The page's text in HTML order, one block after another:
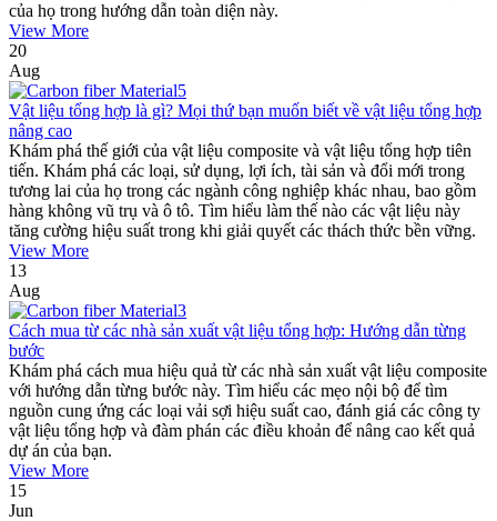
của họ trong hướng dẫn toàn diện này.
View More
20
Aug
Vật liệu tổng hợp là gì? Mọi thứ bạn muốn biết về vật liệu tổng hợp
nâng cao
Khám phá thế giới của vật liệu composite và vật liệu tổng hợp tiên
tiến. Khám phá các loại, sử dụng, lợi ích, tài sản và đổi mới trong
tương lai của họ trong các ngành công nghiệp khác nhau, bao gồm
hàng không vũ trụ và ô tô. Tìm hiểu làm thế nào các vật liệu này
tăng cường hiệu suất trong khi giải quyết các thách thức bền vững.
View More
13
Aug
Cách mua từ các nhà sản xuất vật liệu tổng hợp: Hướng dẫn từng
bước
Khám phá cách mua hiệu quả từ các nhà sản xuất vật liệu composite
với hướng dẫn từng bước này. Tìm hiểu các mẹo nội bộ để tìm
nguồn cung ứng các loại vải sợi hiệu suất cao, đánh giá các công ty
vật liệu tổng hợp và đàm phán các điều khoản để nâng cao kết quả
dự án của bạn.
View More
15
Jun